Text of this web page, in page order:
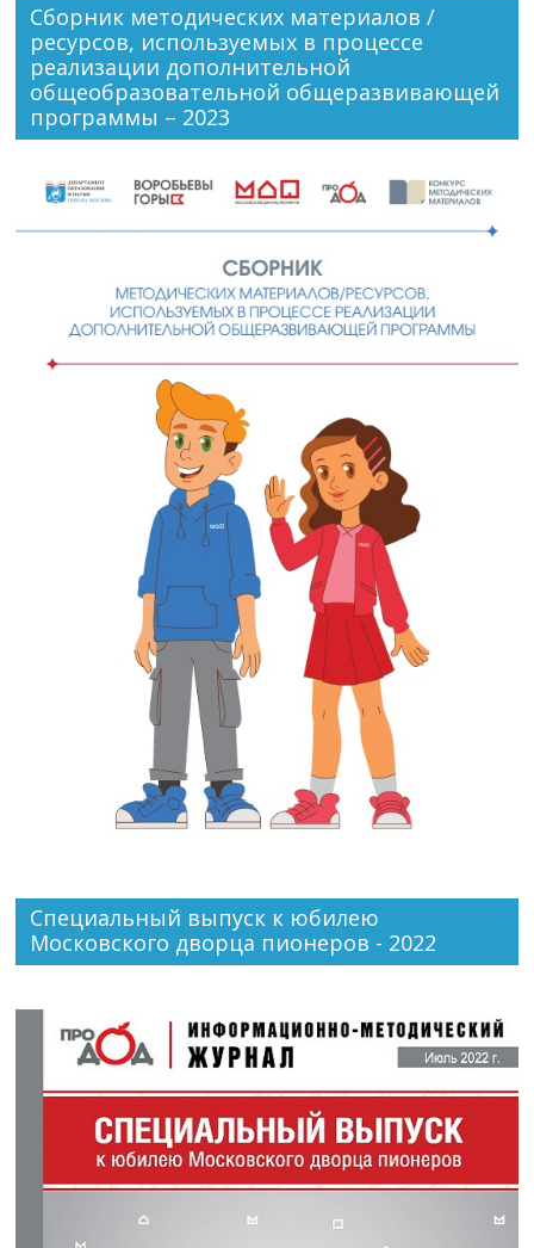
Сборник методических материалов /
ресурсов, используемых в процессе
реализации дополнительной
общеобразовательной общеразвивающей
программы – 2023
Специальный выпуск к юбилею
Московского дворца пионеров - 2022